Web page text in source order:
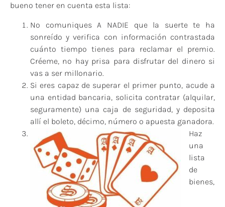
bueno tener en cuenta esta lista:
No comuniques A NADIE que la suerte te ha
sonreído y verifica con información contrastada
cuánto tiempo tienes para reclamar el premio.
Créeme, no hay prisa para disfrutar del dinero si
vas a ser millonario.
Si eres capaz de superar el primer punto, acude a
una entidad bancaria, solicita contratar (alquilar,
seguramente) una caja de seguridad, y deposita
allí el boleto, décimo, número o apuesta ganadora.
Haz
una
lista
de
bienes,